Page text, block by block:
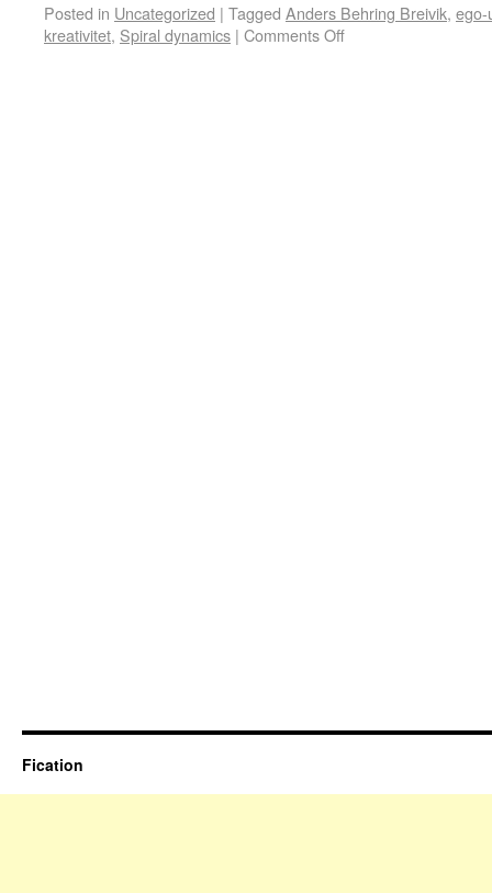
Posted in Uncategorized | Tagged Anders Behring Breivik, ego-
kreativitet, Spiral dynamics | Comments Off
Fication